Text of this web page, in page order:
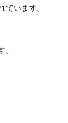
います。